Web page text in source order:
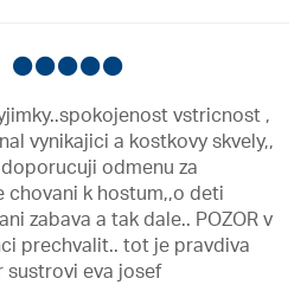
vstricnost ,
vynikajici a kostkovy skvely,,
odmenu za
chovani k hostum,,o deti
zabava a tak dale.. POZOR v
prechvalit.. tot je pravdiva
sustrovi eva josef